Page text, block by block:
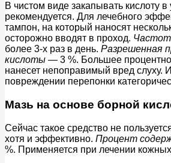
В чистом виде закапывать кислоту
рекомендуется. Для лечебного
тампон, на который наносят
осторожно вводят в проход.
более 3-х раз в день. Разрешенная
кислоты — 3 %. Большее
нанесет непоправимый вред слуху.
повреждении перепонки
Мазь на основе борной
Сейчас такое средство не
хотя и эффективно. Процент
%. Применяется при лечении